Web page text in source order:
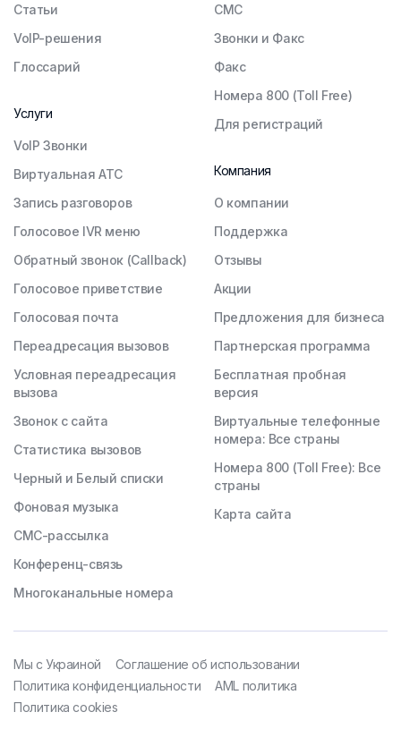
Статьи
VoIP-решения
Глоссарий
Услуги
VoIP Звонки
Виртуальная АТС
Запись разговоров
Голосовое IVR меню
Обратный звонок (Callback)
Голосовое приветствие
Голосовая почта
Переадресация вызовов
Условная переадресация
вызова
Звонок с сайта
Статистика вызовов
Черный и Белый списки
Фоновая музыка
СМС-рассылка
Конференц-связь
Многоканальные номера
СМС
Звонки и Факс
Факс
Номера 800 (Toll Free)
Для регистраций
Компания
О компании
Поддержка
Отзывы
Акции
Предложения для бизнеса
Партнерская программа
Бесплатная пробная
версия
Виртуальные телефонные
номера: Все страны
Номера 800 (Toll Free): Все
страны
Карта сайта
Мы с Украиной
Соглашение об использовании
Политика конфиденциальности
AML политика
Политика cookies